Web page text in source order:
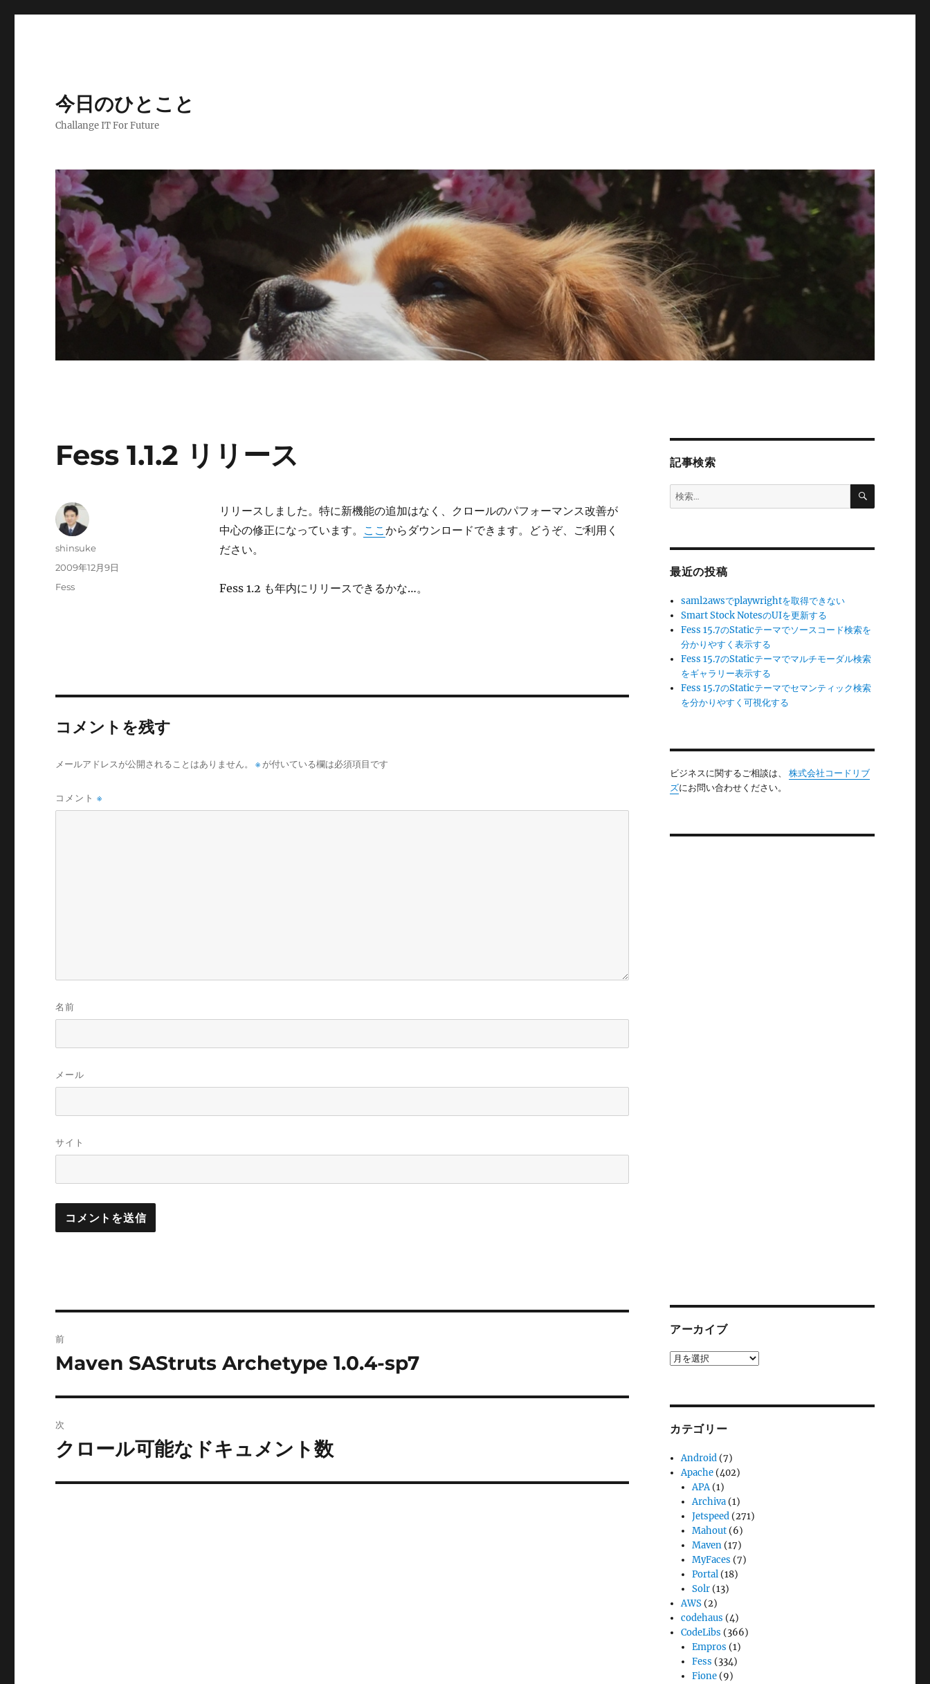
今日のひとこと
Challange IT For Future
Fess 1.1.2 リリース
リリースしました。特に新機能の追加はなく、クロールのパフォーマンス改善が
中心の修正になっています。
ここからダウンロードできます。どうぞ、ご利用く
ださい。
Fess 1.2 も年内にリリースできるかな…。
投
shinsuke
投
2009年12月9日
カ
Fess
コメントを残す
メールアドレスが公開されることはありません。 ※ が付いている欄は必須項目です
コメント※
名前
メール
サイト
稿
ゲ
前
前
投
稿:
Maven SAStruts Archetype 1.0.4-sp7
次
次
投
クロール可能なドキュメント数
記事検索
検
索:
検
最近の投稿
saml2awsでplaywrightを取得できない
Smart Stock NotesのUIを更新する
Fess 15.7のStaticテーマでソースコード検索を
分かりやすく表示する
Fess 15.7のStaticテーマでマルチモーダル検索
をギャラリー表示する
Fess 15.7のStaticテーマでセマンティック検索
を分かりやすく可視化する
ビジネスに関するご相談は、 株式会社コードリブ
ズにお問い合わせください。
アーカイブ
ア
カテゴリー
Android (7)
Apache (402)
APA(1)
Archiva (1)
Jetspeed (271)
Mahout (6)
Maven (17)
MyFaces (7)
Portal (18)
Solr (13)
AWS (2)
codehaus (4)
CodeLibs (366)
Empros (1)
Fess (334)
Fione (9)